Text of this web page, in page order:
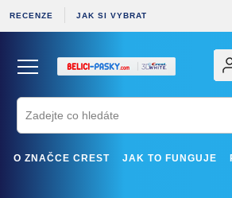
RECENZE JAK SI VYBRAT
O ZNAČCE CREST JAK TO FUNGUJE